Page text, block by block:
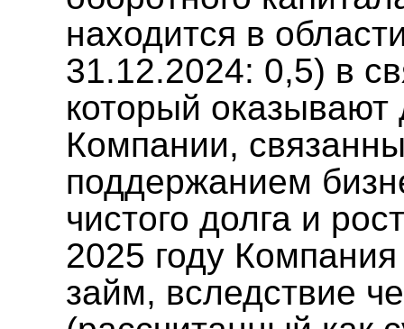
находится в
31.12.2024: 0,5) в
который
Компании,
поддержанием
чистого долга и
2025 году
займ, вследствие